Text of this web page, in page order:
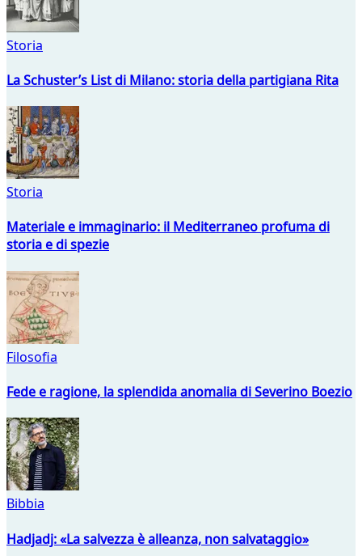
Storia
La Schuster’s List di Milano: storia della partigiana Rita
Storia
Materiale e immaginario: il Mediterraneo profuma di
storia e di spezie
Filosofia
Fede e ragione, la splendida anomalia di Severino Boezio
Bibbia
Hadjadj: «La salvezza è alleanza, non salvataggio»